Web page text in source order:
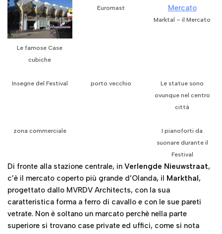
Le famose Case
cubiche
Euromast
Marktal – il Mercato
Insegne del Festival porto vecchio
Le statue sono
ovunque nel centro
città
zona commerciale
I pianoforti da
suonare durante il
Festival
Di fronte alla stazione centrale, in Verlengde Nieuwstraat,
c’è il mercato coperto più grande d’Olanda, il Markthal,
progettato dallo MVRDV Architects, con la sua
caratteristica forma a ferro di cavallo e con le sue pareti
vetrate. Non è soltano un marcato perchè nella parte
superiore si trovano case private ed uffici, come si nota